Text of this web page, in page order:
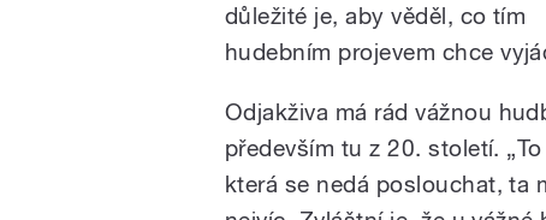
důležité je, aby věděl, co tím
hudebním projevem chce
Odjakživa má rád vážnou
především tu z 20. století.
která se nedá poslouchat, ta